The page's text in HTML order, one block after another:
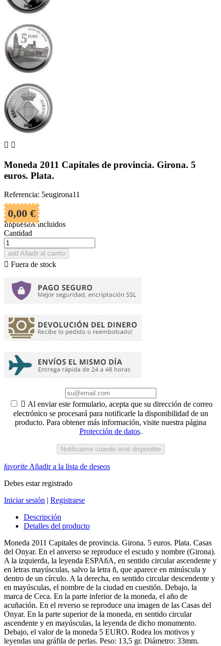
 
Moneda 2011 Capitales de provincia. Girona. 5
euros. Plata.
Referencia: 5eugirona11
0,00 €
Impuestos incluidos
Cantidad
add Añadir al carrito
 Fuera de stock
 Al enviar este formulario, acepta que su dirección de correo
electrónico se procesará para notificarle la disponibilidad de un
producto. Para obtener más información, visite nuestra página
Protección de datos.
Notificarme cuando esté disponible
favorite Añadir a la lista de deseos
Debes estar registrado
Iniciar sesión | Registrarse
Descripción
Detalles del producto
Moneda 2011 Capitales de provincia. Girona. 5 euros. Plata. Casas
del Onyar. En el anverso se reproduce el escudo y nombre (Girona).
A la izquierda, la leyenda ESPAñA, en sentido circular ascendente y
en letras mayúsculas, salvo la letra ñ, que aparece en minúscula y
dentro de un círculo. A la derecha, en sentido circular descendente y
en mayúsculas, el nombre de la ciudad en cuestión. Debajo, la
marca de Ceca. En la parte inferior de la moneda, el año de
acuñación. En el reverso se reproduce una imagen de las Casas del
Onyar. En la parte superior de la moneda, en sentido circular
ascendente y en mayúsculas, la leyenda de dicho monumento.
Debajo, el valor de la moneda 5 EURO. Rodea los motivos y
leyendas una gráfila de perlas. Peso: 13,5 gr. Diámetro: 33mm.